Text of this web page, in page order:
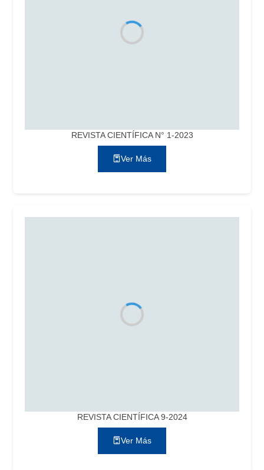
REVISTA CIENTÍFICA N° 1-2023
Ver Más
REVISTA CIENTÍFICA 9-2024
Ver Más